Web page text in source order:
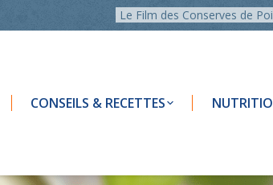
Le Film des Conserves de
CONSEILS & RECETTES